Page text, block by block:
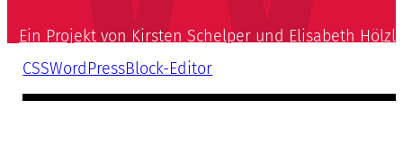
Ein Projekt von Kirsten Schelper und Elisabeth Hölzl
CSSWordPressBlock-Editor